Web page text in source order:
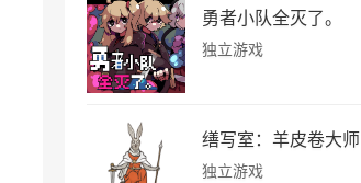
勇者小队全灭了。
独立游戏
缮写室：羊皮卷大师
独立游戏